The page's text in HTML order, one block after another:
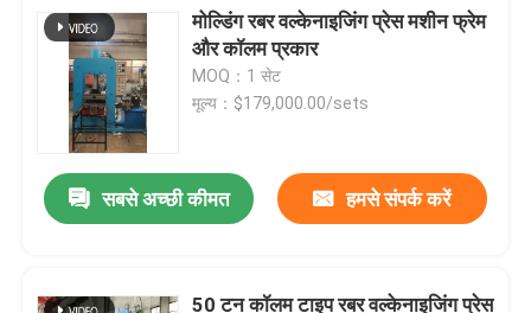
मोल्डिंग रबर वल्केनाइजिंग प्रेस मशीन फ्रेम
और कॉलम प्रकार
MOQ：1 सेट
मूल्य：$179,000.00/sets
सबसे अच्छी कीमत हमसे संपर्क करें
50 टन कॉलम टाइप रबर वल्केनाइजिंग प्रेस